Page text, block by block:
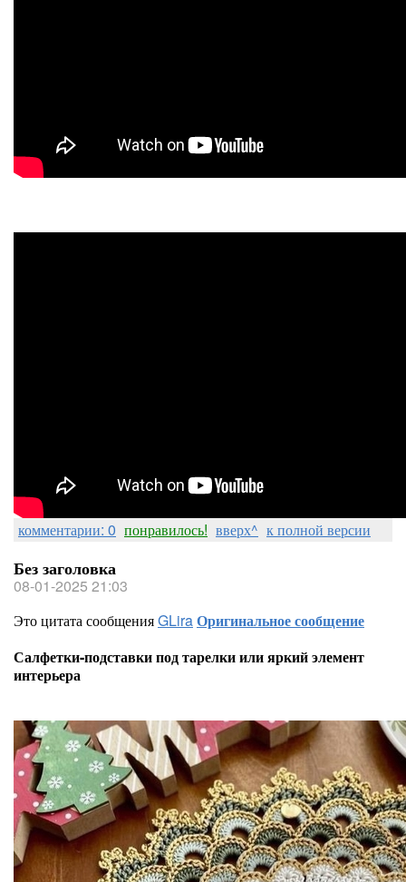
комментарии: 0 понравилось! вверх^ к полной версии
Без заголовка
08-01-2025 21:03
Это цитата сообщенияGLiraОригинальное сообщение
Салфетки-подставки под тарелки или яркий элемент
интерьера